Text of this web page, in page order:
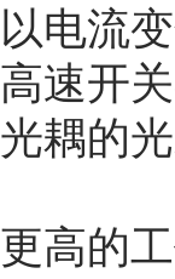
以电流
高速开
光耦的
更高的